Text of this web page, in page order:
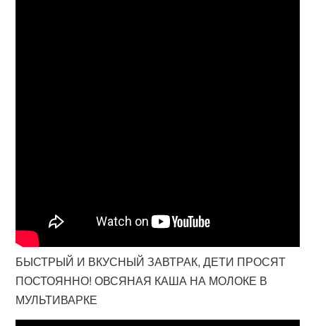
БЫСТРЫЙ И ВКУСНЫЙ ЗАВТРАК, ДЕТИ ПРОСЯТ
ПОСТОЯННО! ОВСЯНАЯ КАША НА МОЛОКЕ В
МУЛЬТИВАРКЕ